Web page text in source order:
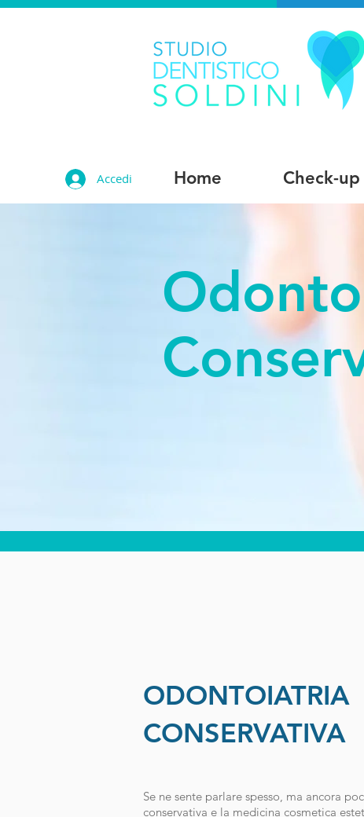
Accedi Home Check-up
ODONTOIATRIA
CONSERVATIVA
Se ne sente parlare spesso, ma ancora
conservativa e la medicina cosmetica